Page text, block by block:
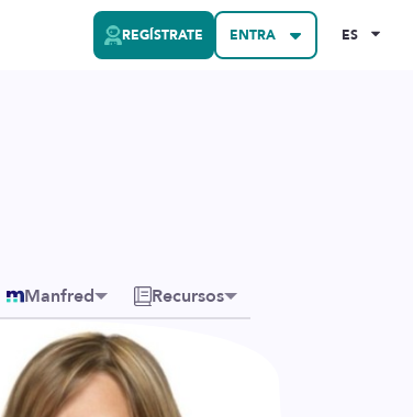
REGÍSTRATE ENTRA ES
Manfred Recursos